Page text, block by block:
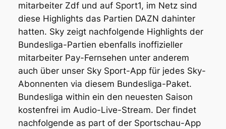
mitarbeiter Zdf und auf Sport1, im Netz sind
diese Highlights das Partien DAZN dahinter
hatten. Sky zeigt nachfolgende Highlights der
Bundesliga-Partien ebenfalls inoffizieller
mitarbeiter Pay-Fernsehen unter anderem
auch über unser Sky Sport-App für jedes Sky-
Abonnenten via diesem Bundesliga-Paket.
Bundesliga within ein den neuesten Saison
kostenfrei im Audio-Live-Stream. Der findet
nachfolgende as part of der Sportschau-App